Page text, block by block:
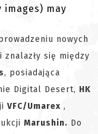
may
nowych
się między
, posiadająca
Digital Desert, HK
VFC/Umarex ,
Marushin. Do